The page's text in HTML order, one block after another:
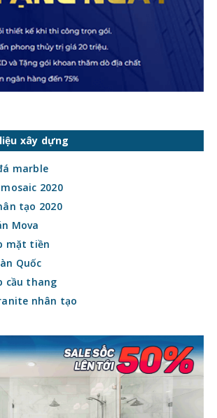
xây dựng
marble
2020
tạo 2020
Mova
mặt tiền
Quốc
cầu thang
nhân tạo